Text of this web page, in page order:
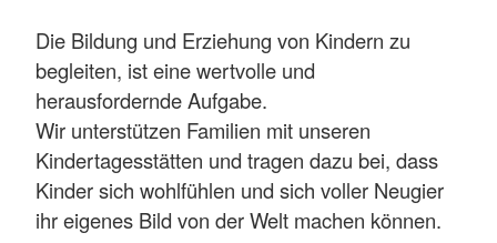
Die Bildung und Erziehung von Kindern zu
begleiten, ist eine wertvolle und
herausfordernde Aufgabe.
Wir unterstützen Familien mit unseren
Kindertagesstätten und tragen dazu bei, dass
Kinder sich wohlfühlen und sich voller Neugier
ihr eigenes Bild von der Welt machen können.